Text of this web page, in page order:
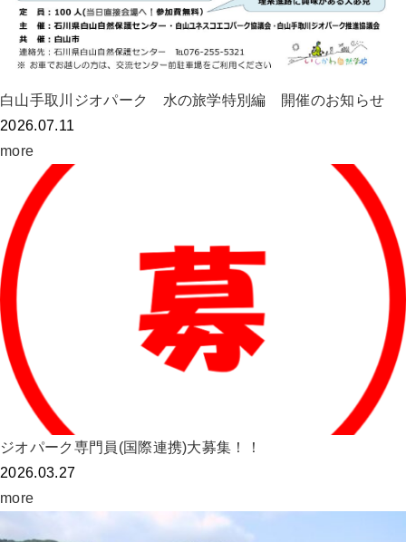
白山手取川ジオパーク 水の旅学特別編 開催のお知らせ
2026.07.11
more
ジオパーク専門員(国際連携)大募集！！
2026.03.27
more